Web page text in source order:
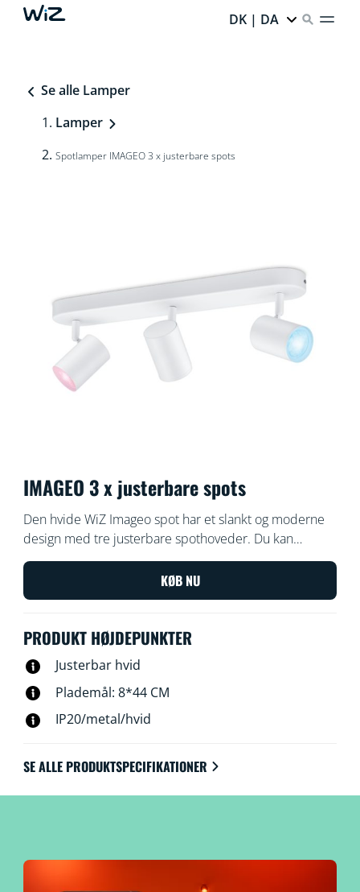
DK | DA
Se alle Lamper
Lamper
Spotlamper IMAGEO 3 x justerbare spots
IMAGEO 3 x justerbare spots
Den hvide WiZ Imageo spot har et slankt og moderne
design med tre justerbare spothoveder. Du kan
indstille lyset til varmt eller køligt hvidt lys i dine rum.
Brug dit eksisterende Wi-Fi for at styre lyset med WiZ
appen eller din stemme.
KØB NU
PRODUKT HØJDEPUNKTER
Justerbar hvid
Plademål: 8*44 CM
IP20/metal/hvid
SE ALLE PRODUKTSPECIFIKATIONER